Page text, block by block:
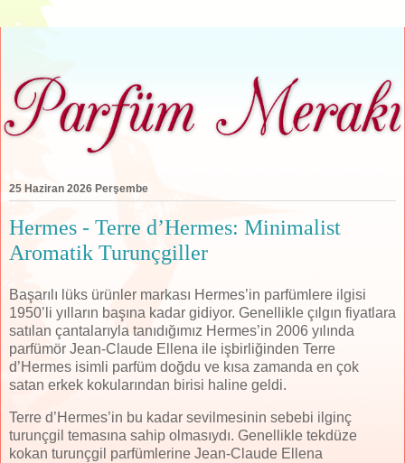
25 Haziran 2026 Perşembe
Hermes - Terre d’Hermes: Minimalist
Aromatik Turunçgiller
Başarılı lüks ürünler markası Hermes’in parfümlere ilgisi
1950’li yılların başına kadar gidiyor. Genellikle çılgın fiyatlara
satılan çantalarıyla tanıdığımız Hermes’in 2006 yılında
parfümör Jean-Claude Ellena ile işbirliğinden Terre
d’Hermes isimli parfüm doğdu ve kısa zamanda en çok
satan erkek kokularından birisi haline geldi.
Terre d’Hermes’in bu kadar sevilmesinin sebebi ilginç
turunçgil temasına sahip olmasıydı. Genellikle tekdüze
kokan turunçgil parfümlerine Jean-Claude Ellena